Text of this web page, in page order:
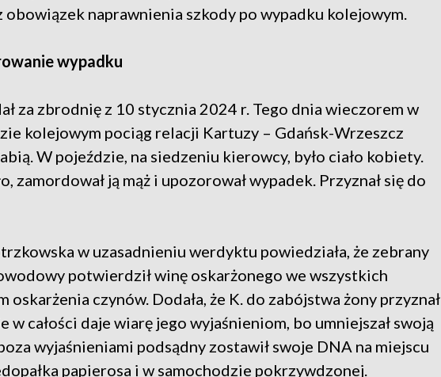
naprawnienia szkody po wypadku kolejowym.
wypadku
za zbrodnię z 10 stycznia 2024 r. Tego dnia wieczorem w
kolejowym pociąg relacji Kartuzy – Gdańsk-Wrzeszcz
W pojeździe, na siedzeniu kierowcy, było ciało kobiety.
zamordował ją mąż i upozorował wypadek. Przyznał się do
w uzasadnieniu werdyktu powiedziała, że zebrany
potwierdził winę oskarżonego we wszystkich
oskarżenia czynów. Dodała, że K. do zabójstwa żony przyznał
w całości daje wiarę jego wyjaśnieniom, bo umniejszał swoją
wyjaśnieniami podsądny zostawił swoje DNA na miejscu
papierosa i w samochodzie pokrzywdzonej.